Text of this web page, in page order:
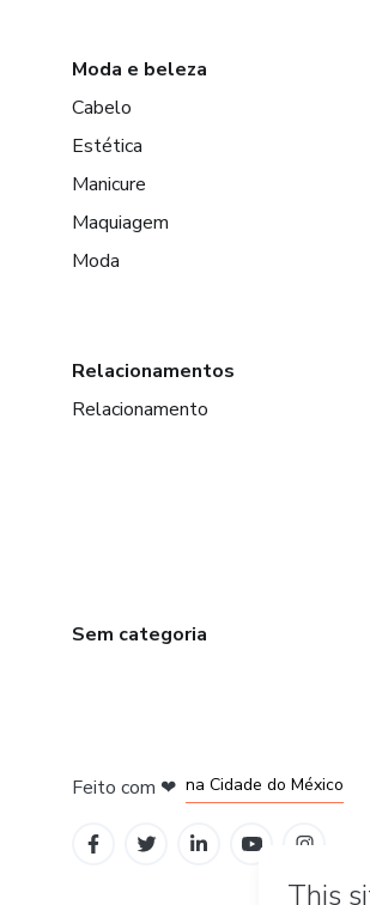
Moda e beleza
Cabelo
Estética
Manicure
Maquiagem
Moda
Relacionamentos
Relacionamento
Sem categoria
Feito com ❤ na Cidade do México